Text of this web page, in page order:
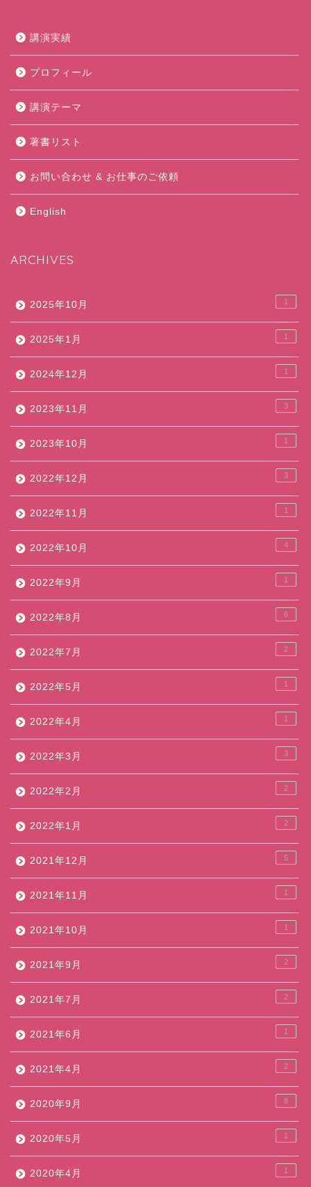
講演実績
プロフィール
講演テーマ
著書リスト
お問い合わせ & お仕事のご依頼
English
ARCHIVES
2025年10月 1
2025年1月 1
2024年12月 1
2023年11月 3
2023年10月 1
2022年12月 3
2022年11月 1
2022年10月 4
2022年9月 1
2022年8月 6
2022年7月 2
2022年5月 1
2022年4月 1
2022年3月 3
2022年2月 2
2022年1月 2
2021年12月 5
2021年11月 1
2021年10月 1
2021年9月 2
2021年7月 2
2021年6月 1
2021年4月 2
2020年9月 8
2020年5月 1
2020年4月 1